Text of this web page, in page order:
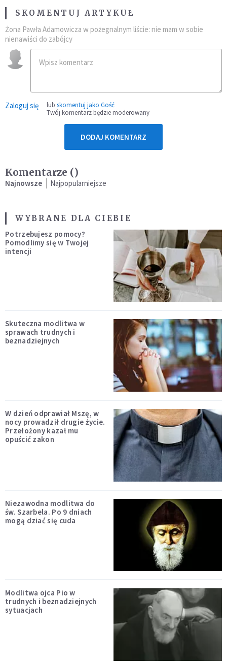
SKOMENTUJ ARTYKUŁ
Żona Pawła Adamowicza w pożegnalnym liście: nie mam w sobie
nienawiści do zabójcy
Zaloguj się lub skomentuj jako Gość
Twój komentarz będzie moderowany
DODAJ KOMENTARZ
Komentarze ()
Najnowsze Najpopularniejsze
WYBRANE DLA CIEBIE
Potrzebujesz pomocy?
Pomodlimy się w Twojej
intencji
Skuteczna modlitwa w
sprawach trudnych i
beznadziejnych
W dzień odprawiał Mszę, w
nocy prowadził drugie życie.
Przełożony kazał mu
opuścić zakon
Niezawodna modlitwa do
św. Szarbela. Po 9 dniach
mogą dziać się cuda
Modlitwa ojca Pio w
trudnych i beznadziejnych
sytuacjach